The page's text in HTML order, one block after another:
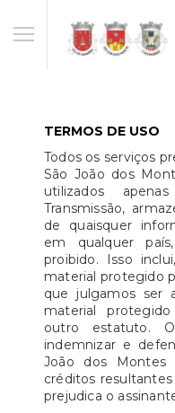
TERMOS DE USO
Todos os serviços
São João dos
utilizados
Transmissão,
de quaisquer
em qualquer
proibido. Isso
material protegido
que julgamos ser
material
outro estatuto.
indemnizar e
João dos Montes
créditos
prejudica o